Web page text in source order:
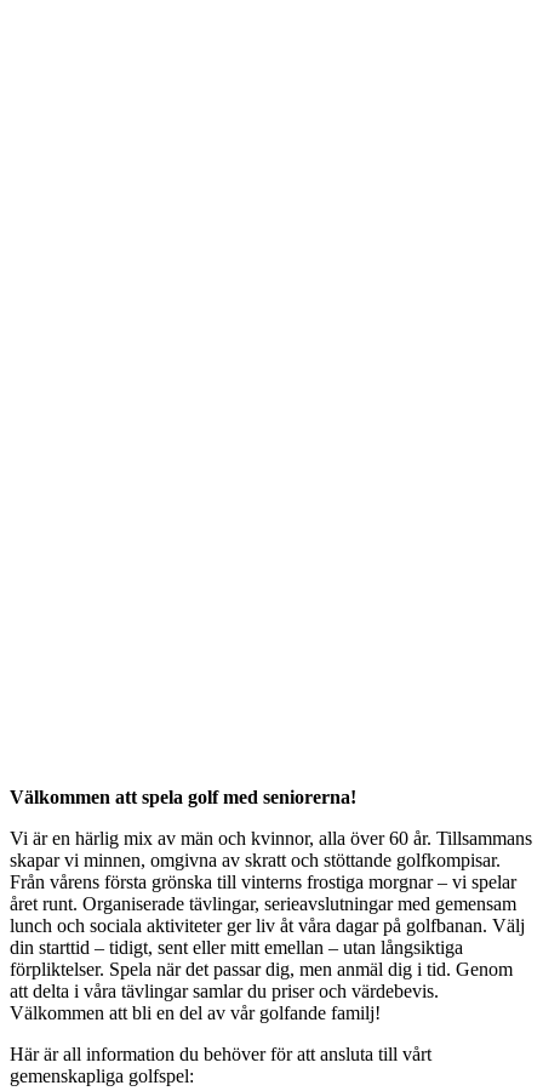
Välkommen att spela golf med seniorerna!
Vi är en härlig mix av män och kvinnor, alla över 60 år. Tillsammans
skapar vi minnen, omgivna av skratt och stöttande golfkompisar.
Från vårens första grönska till vinterns frostiga morgnar – vi spelar
året runt. Organiserade tävlingar, serieavslutningar med gemensam
lunch och sociala aktiviteter ger liv åt våra dagar på golfbanan. Välj
din starttid – tidigt, sent eller mitt emellan – utan långsiktiga
förpliktelser. Spela när det passar dig, men anmäl dig i tid. Genom
att delta i våra tävlingar samlar du priser och värdebevis.
Välkommen att bli en del av vår golfande familj!
Här är all information du behöver för att ansluta till vårt
gemenskapliga golfspel: